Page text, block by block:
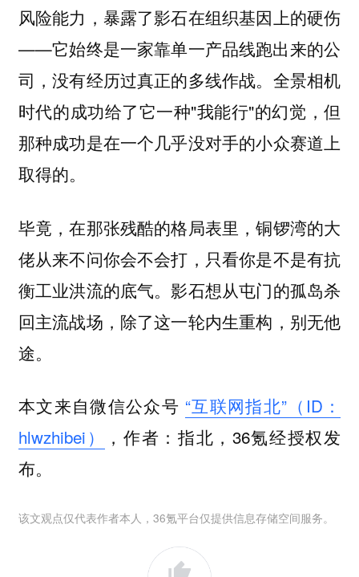
风险能力，暴露了影石在组织基因上的硬伤
——它始终是一家靠单一产品线跑出来的公
司，没有经历过真正的多线作战。全景相机
时代的成功给了它一种"我能行"的幻觉，但
那种成功是在一个几乎没对手的小众赛道上
取得的。
毕竟，在那张残酷的格局表里，铜锣湾的大
佬从来不问你会不会打，只看你是不是有抗
衡工业洪流的底气。影石想从屯门的孤岛杀
回主流战场，除了这一轮内生重构，别无他
途。
本文来自微信公众号 “互联网指北”（ID：
hlwzhibei）
，作者：指北，36氪经授权发
布。
该文观点仅代表作者本人，36氪平台仅提供信息存储空间服务。